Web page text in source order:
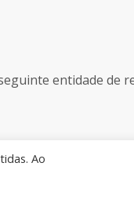
Ao
entidade de